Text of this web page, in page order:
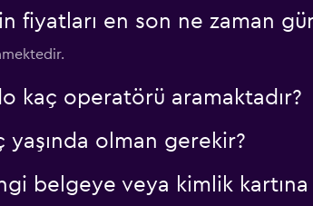
fiyatları en son ne zaman
kaç operatörü aramaktadır?
olman gerekir?
belgeye veya kimlik